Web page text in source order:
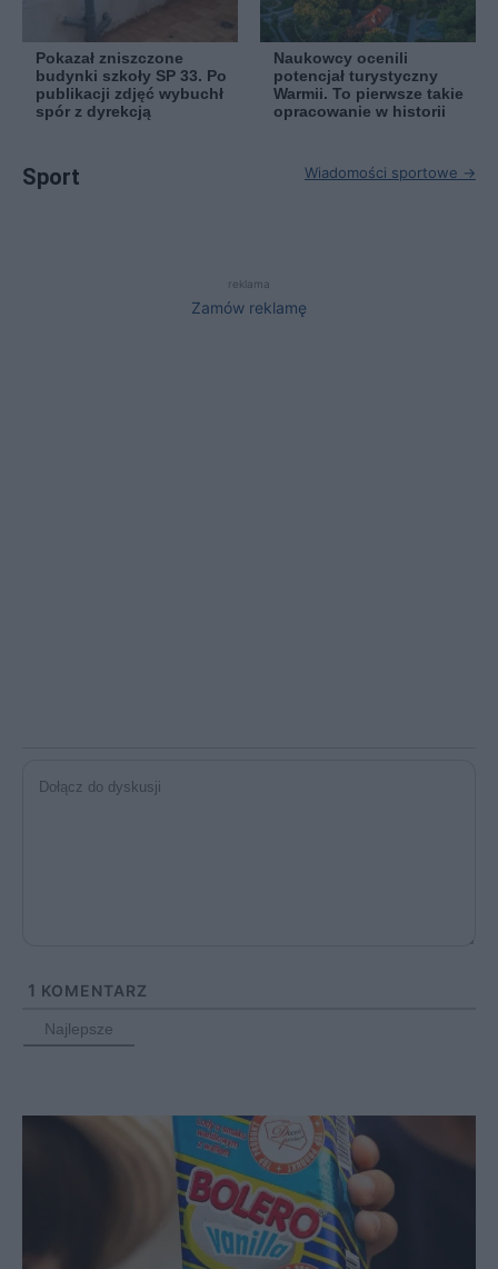
Pokazał zniszczone
budynki szkoły SP 33. Po
publikacji zdjęć wybuchł
spór z dyrekcją
Naukowcy ocenili
potencjał turystyczny
Warmii. To pierwsze takie
opracowanie w historii
Sport Wiadomości sportowe →
reklama
Zamów reklamę
1 KOMENTARZ
Najlepsze